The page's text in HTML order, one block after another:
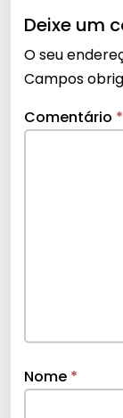
Deixe um
O seu
Campos
Comentário *
Nome *